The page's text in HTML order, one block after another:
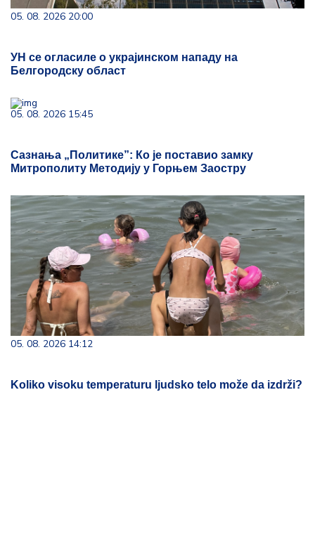
05. 08. 2026 20:00
УН се огласиле о украјинском нападу на
Белгородску област
05. 08. 2026 15:45
Сазнања „Политике”: Ко је поставио замку
Митрополиту Методију у Горњем Заостру
05. 08. 2026 14:12
Koliko visoku temperaturu ljudsko telo može da izdrži?